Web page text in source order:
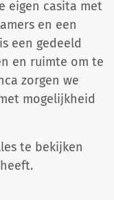
eigen casita met
en een
een gedeeld
en ruimte om te
zorgen we
mogelijkheid
te bekijken